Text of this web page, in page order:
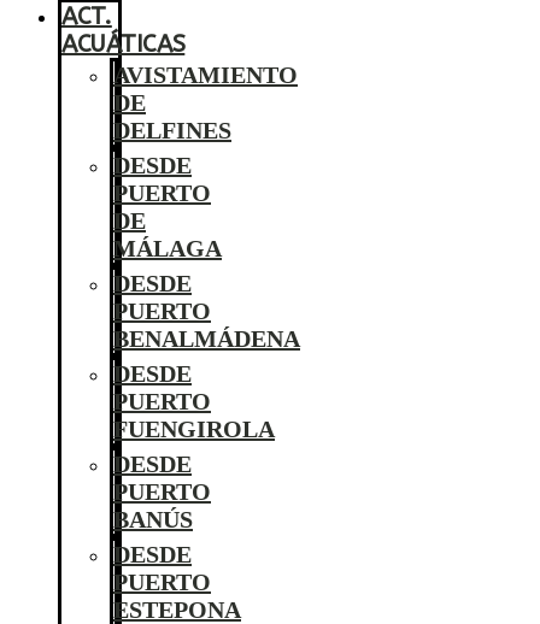
ACT.
ACUÁTICAS
AVISTAMIENTO
DE
DELFINES
DESDE
PUERTO
DE
MÁLAGA
DESDE
PUERTO
BENALMÁDENA
DESDE
PUERTO
FUENGIROLA
DESDE
PUERTO
BANÚS
DESDE
PUERTO
ESTEPONA